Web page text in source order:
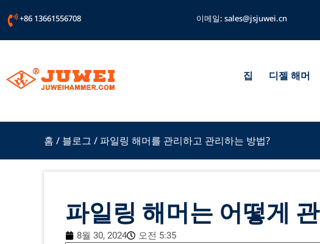
텐
+86 13661556708 이메일:sales@jsjuwei.cn
집 디젤 해머
홈 / 블로그 / 파일링 해머를 관리하고 관리하는 방법?
파일링 해머는 어떻게
8월 30, 2024 오전 5:35